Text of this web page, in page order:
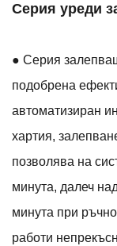
Серия уреди
● Серия
подобрена
автоматизиран
хартия,
позволява на
минута, далеч
минута при
работи